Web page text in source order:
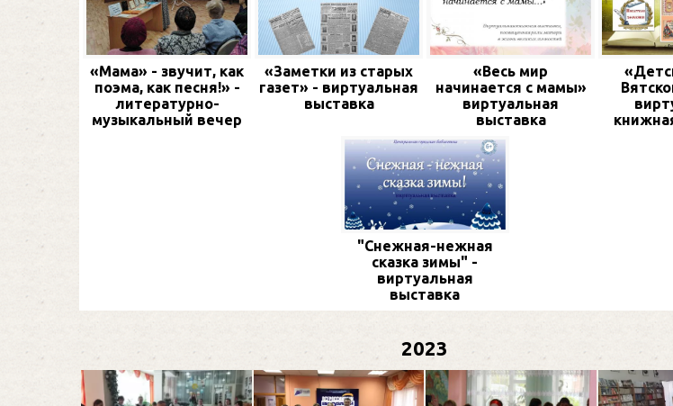
«Мама» - звучит, как
поэма, как песня!» -
литературно-
музыкальный вечер
«Заметки из старых
газет» - виртуальная
выставка
«Весь мир
начинается с мамы»
виртуальная
выставка
"Снежная-нежная
сказка зимы" -
виртуальная
выставка
2023